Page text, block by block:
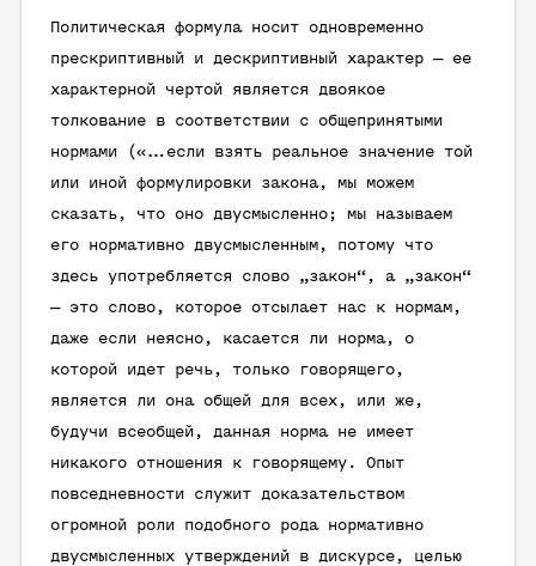
Политическая формула носит одновременно
прескриптивный и дескриптивный характер — ее
характерной чертой является двоякое
толкование в соответствии с общепринятыми
нормами («…если взять реальное значение той
или иной формулировки закона, мы можем
сказать, что оно двусмысленно; мы называем
его нормативно двусмысленным, потому что
здесь употребляется слово „закон“, а „закон“
— это слово, которое отсылает нас к нормам,
даже если неясно, касается ли норма, о
которой идет речь, только говорящего,
является ли она общей для всех, или же,
будучи всеобщей, данная норма не имеет
никакого отношения к говорящему. Опыт
повседневности служит доказательством
огромной роли подобного рода нормативно
двусмысленных утверждений в дискурсе, целью